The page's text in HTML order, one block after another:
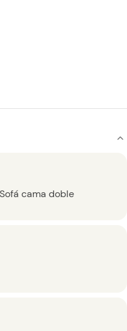
Sofá cama doble